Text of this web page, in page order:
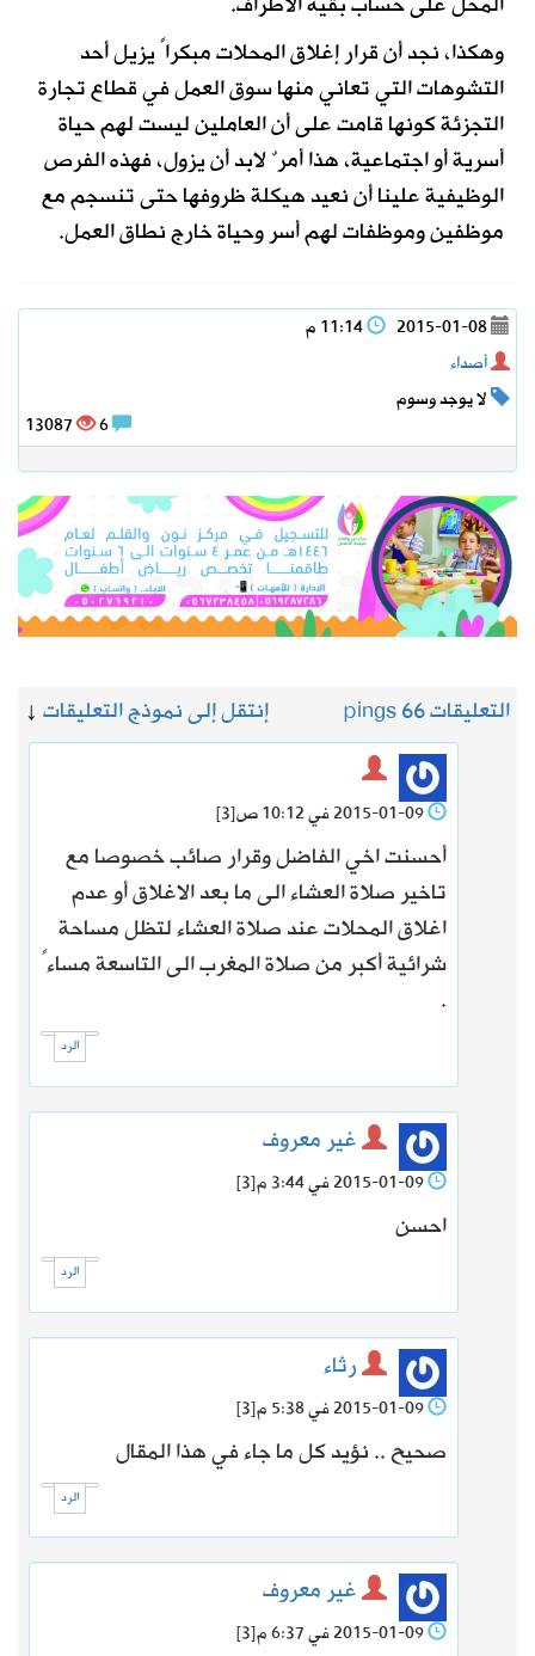
وهكذا، نجد أن قرار إغلاق المحلات مبكراً يزيل أحد
التشوهات التي تعاني منها سوق العمل في قطاع تجارة
التجزئة كونها قامت على أن العاملين ليست لهم حياة
أسرية أو اجتماعية، هذا أمرٌ لابد أن يزول، فهذه الفرص
الوظيفية علينا أن نعيد هيكلة ظروفها حتى تنسجم مع
موظفين وموظفات لهم أسر وحياة خارج نطاق العمل.
2015-01-08
أصداء
لا يوجد وسوم
13087
التعليقات 6 6 pings إنتقل إلى نموذج التعليقات ↓
[3]
أحسنت اخي الفاضل وقرار صائب خصوصا مع
تاخير صلاة العشاء الى ما بعد الاغلاق أو عدم
اغلاق المحلات عند صلاة العشاء لتظل مساحة
شرائية أكبر من صلاة المغرب الى التاسعة مساءً
.
الرد
غير معروف
[3]
احسن
الرد
رثاء
[3]
صحيح .. نؤيد كل ما جاء في هذا المقال
الرد
غير معروف
[3]